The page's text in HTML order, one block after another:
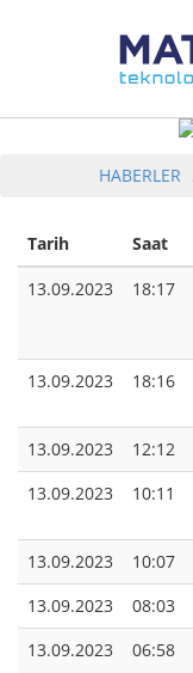
HABERLER
Tarih Saat
13.09.2023
18:17
13.09.2023
18:16
13.09.2023
12:12
13.09.2023
10:11
13.09.2023
10:07
13.09.2023
08:03
13.09.2023
06:58